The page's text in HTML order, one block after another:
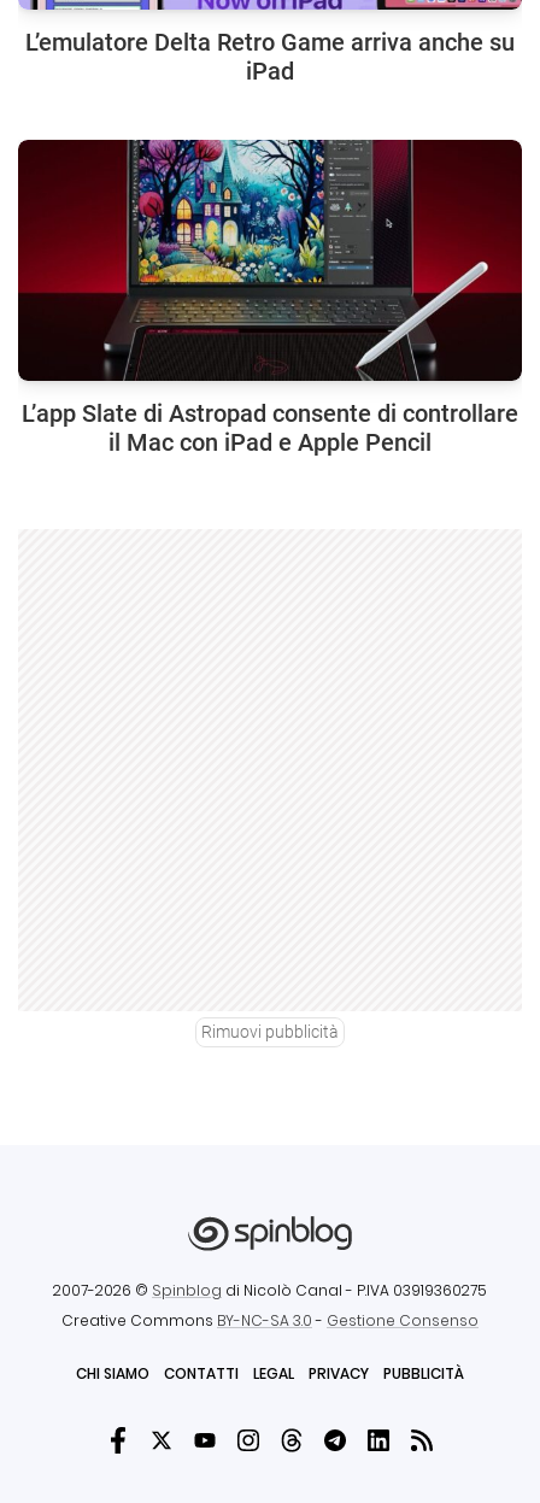
L’emulatore Delta Retro Game arriva anche su
iPad
L’app Slate di Astropad consente di controllare
il Mac con iPad e Apple Pencil
Rimuovi pubblicità
2007-2026 © Spinblog di Nicolò Canal - P.IVA 03919360275
Creative Commons BY-NC-SA 3.0- Gestione Consenso
CHI SIAMO CONTATTI LEGAL PRIVACY PUBBLICITÀ